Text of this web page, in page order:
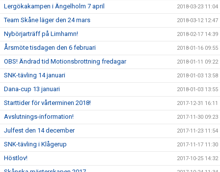
Lergökakampen i Ängelholm 7 april 2018-03-23 11:04
Team Skåne läger den 24 mars 2018-03-12 12:47
Nybörjarträff på Limhamn! 2018-02-17 14:39
Årsmöte tisdagen den 6 februari 2018-01-16 09:55
OBS! Ändrad tid Motionsbrottning fredagar 2018-01-11 09:22
SNK-tävling 14 januari 2018-01-03 13:58
Dana-cup 13 januari 2018-01-03 13:55
Starttider för vårterminen 2018! 2017-12-31 16:11
Avslutnings-information! 2017-11-30 09:23
Julfest den 14 december 2017-11-23 11:54
SNK-tävling i Klågerup 2017-11-17 11:30
Höstlov! 2017-10-25 14:32